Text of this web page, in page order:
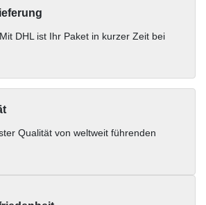
DHL ist Ihr Paket in kurzer Zeit bei
Qualität von weltweit führenden